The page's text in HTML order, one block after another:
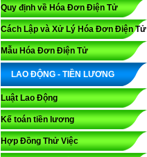
Quy định về Hóa Đơn Điện Tử
Cách Lập và Xử Lý Hóa Đơn Điện Tử
Mẫu Hóa Đơn Điện Tử
LAO ĐỘNG - TIỀN LƯƠNG
Luật Lao Động
Kế toán tiền lương
Hợp Đồng Thử Việc